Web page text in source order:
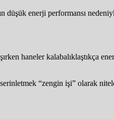
enerji performansı
haneler kalabalıklaştıkça
serinletmek “zengin işi” olarak